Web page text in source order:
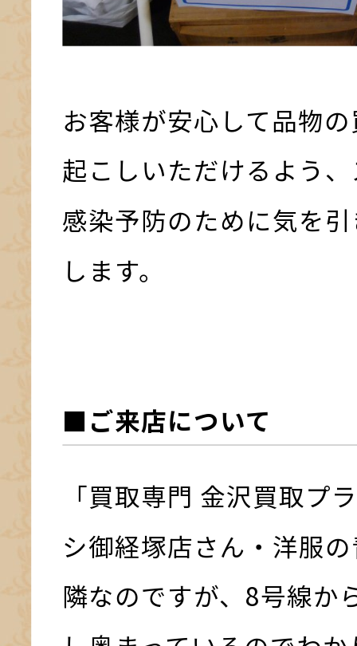
お客様が安心して品物
起こしいただけるよう
感染予防のために気を
します。
■ご来店について
「買取専門 金沢買取プ
シ御経塚店さん・洋服
隣なのですが、8号線か